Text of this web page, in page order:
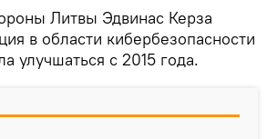
Литвы Эдвинас Керза
в области кибербезопасности
улучшаться с 2015 года.